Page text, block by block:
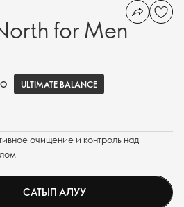
for Men
ULTIMATE BALANCE
очищение и контроль над
САТЫП АЛУУ